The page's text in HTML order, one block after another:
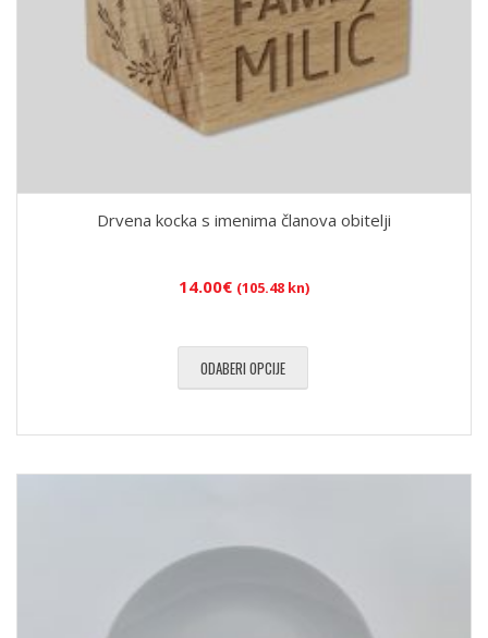
Drvena kocka s imenima članova obitelji
14.00€ (105.48 kn)
ODABERI OPCIJE